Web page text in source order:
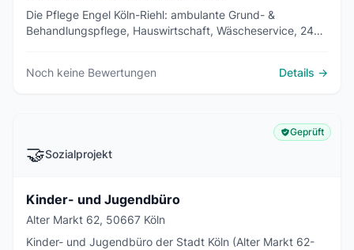
Die Pflege Engel Köln-Riehl: ambulante Grund- &
Behandlungspflege, Hauswirtschaft, Wäscheservice, 24h-
Noch keine Bewertungen
Details →
🤝Sozialprojekt
Geprüft
Kinder- und Jugendbüro
Alter Markt 62, 50667 Köln
Kinder- und Jugendbüro der Stadt Köln (Alter Markt 62-